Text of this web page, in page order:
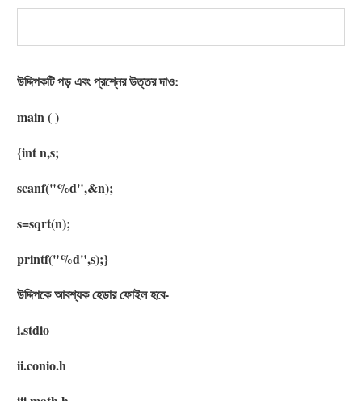
উদ্দিপকটি পড় এবং প্রশ্নের উত্তর দাও:
main ( )
{int n,s;
scanf("%d",&n);
s=sqrt(n);
printf("%d",s);}
উদ্দিপকে আবশ্যক হেডার ফােইল হবে-
i.stdio
ii.conio.h